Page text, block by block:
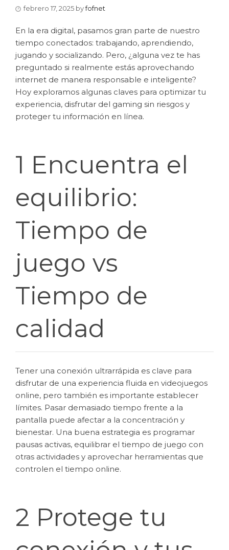
febrero 17, 2025 byfofnet
En la era digital, pasamos gran parte de nuestro
tiempo conectados: trabajando, aprendiendo,
jugando y socializando. Pero, ¿alguna vez te has
preguntado si realmente estás aprovechando
internet de manera responsable e inteligente?
Hoy exploramos algunas claves para optimizar tu
experiencia, disfrutar del gaming sin riesgos y
proteger tu información en línea.
1 Encuentra el
equilibrio:
Tiempo de
juego vs
Tiempo de
calidad
Tener una conexión ultrarrápida es clave para
disfrutar de una experiencia fluida en videojuegos
online, pero también es importante establecer
límites. Pasar demasiado tiempo frente a la
pantalla puede afectar a la concentración y
bienestar. Una buena estrategia es programar
pausas activas, equilibrar el tiempo de juego con
otras actividades y aprovechar herramientas que
controlen el tiempo online.
2 Protege tu